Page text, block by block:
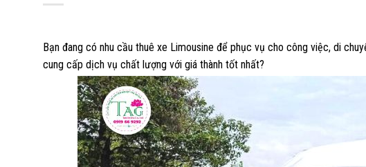
Bạn đang có nhu cầu thuê xe Limousine để phục vụ cho công việc, di
cung cấp dịch vụ chất lượng với giá thành tốt nhất?